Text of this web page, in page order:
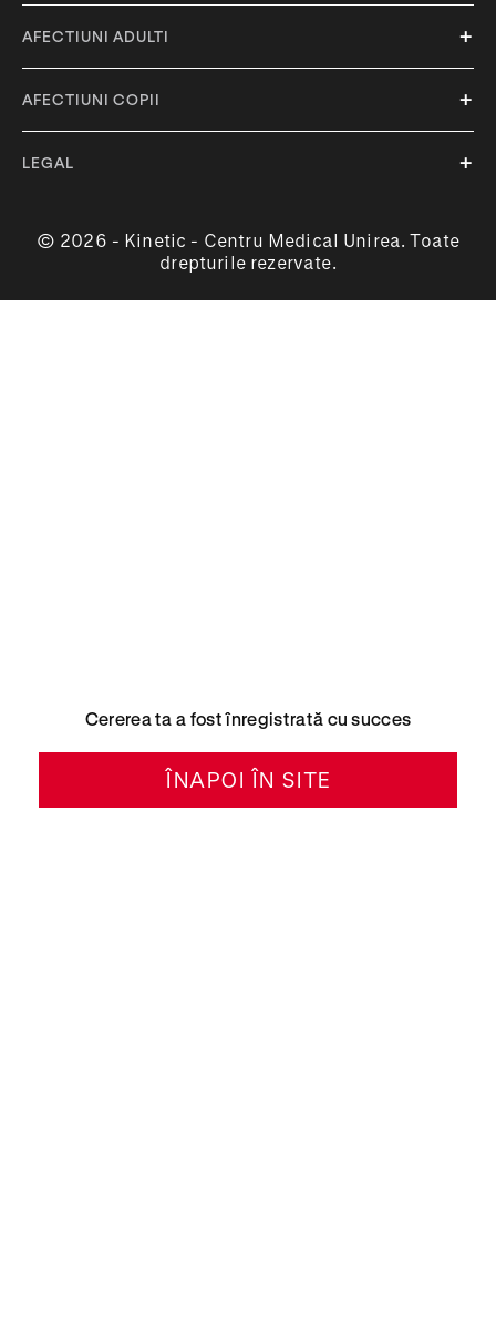
pentru a te bucura de efecte optime.
AFECTIUNI ADULTI
AFECTIUNI COPII
LEGAL
© 2026 - Kinetic - Centru Medical Unirea. Toate
drepturile rezervate.
Cererea ta a fost înregistrată cu succes
ÎNAPOI ÎN SITE